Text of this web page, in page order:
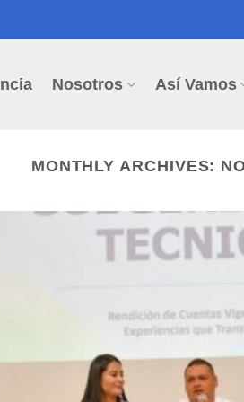
Nosotros Así Vamos
MONTHLY ARCHIVES: